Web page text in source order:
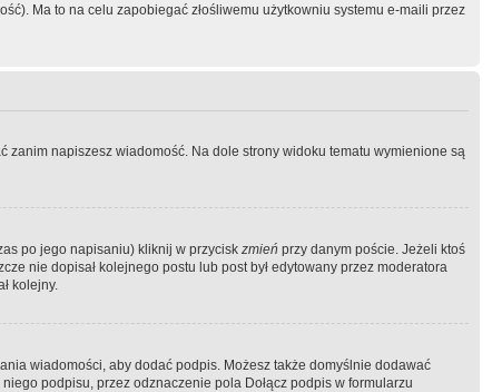
Ma to na celu zapobiegać złośliwemu użytkowniu systemu e-maili przez
zanim napiszesz wiadomość. Na dole strony widoku tematu wymienione są
po jego napisaniu) kliknij w przycisk zmień przy danym poście. Jeżeli ktoś
nie dopisał kolejnego postu lub post był edytowany przez moderatora
kolejny.
wiadomości, aby dodać podpis. Możesz także domyślnie dodawać
podpisu, przez odznaczenie pola Dołącz podpis w formularzu